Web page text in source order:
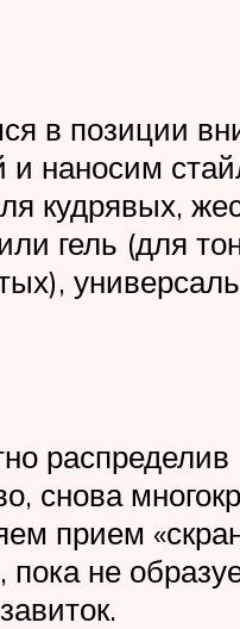
в позиции
и наносим
кудрявых,
гель (для
распределив
снова
прием
пока не